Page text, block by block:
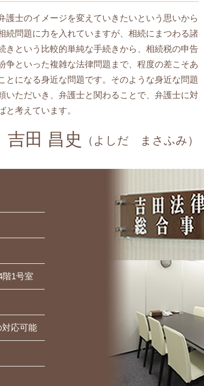
護士のイメージを変えていきたいという思いから
続問題に力を入れていますが、相続にまつわる諸
きという比較的単純な手続きから、相続税の申告
争といった複雑な法律問題まで、程度の差こそあ
とになる身近な問題です。そのような身近な問題
いただいき、弁護士と関わることで、弁護士に対
考えています。
吉田 昌史 （よしだ まさふみ）
1号室
応可能